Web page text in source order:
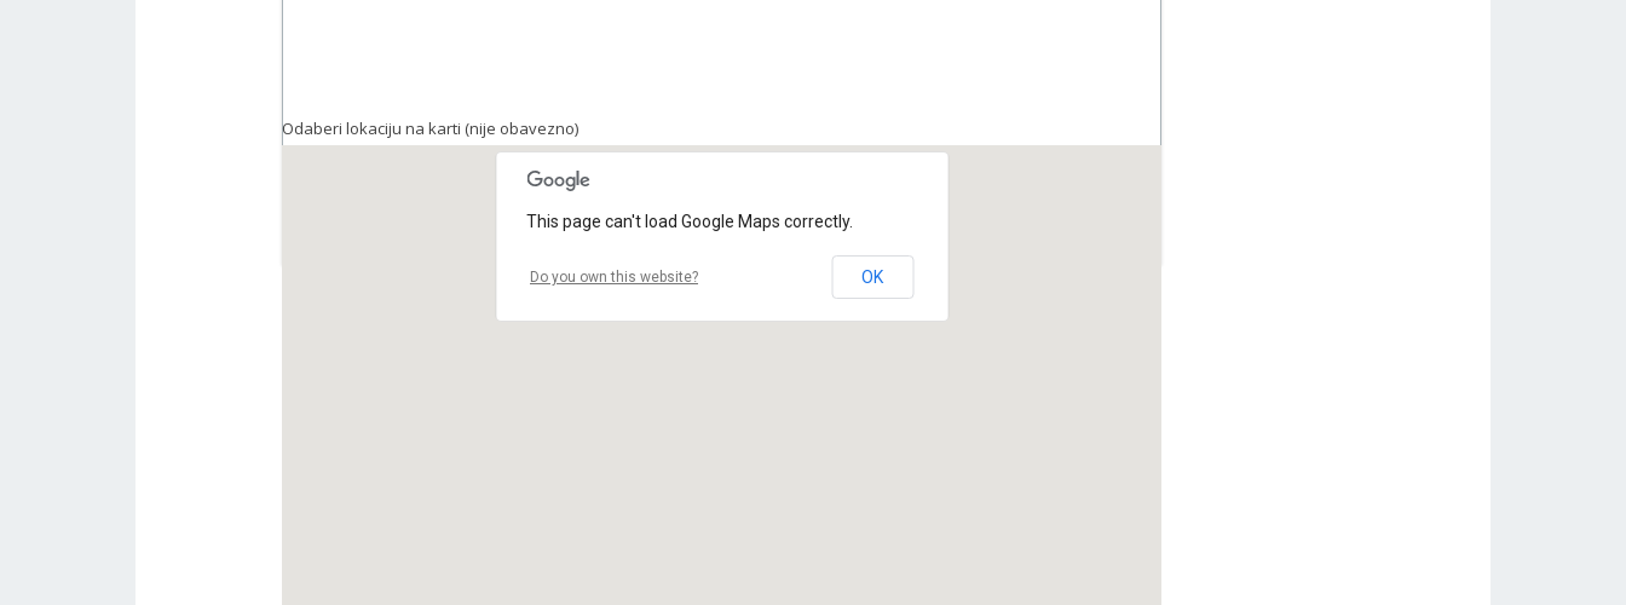
Odaberi lokaciju na karti (nije obavezno)
This page can't load Google Maps correctly.
Do you own this website? OK